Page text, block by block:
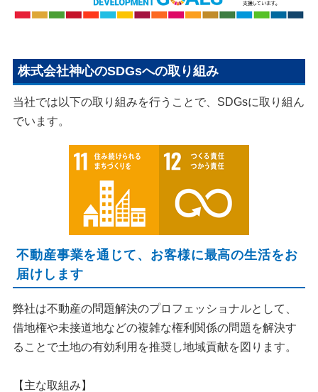
株式会社神心のSDGsへの取り組み
当社では以下の取り組みを行うことで、SDGsに取り組ん
でいます。
不動産事業を通じて、お客様に最高の生活をお
届けします
弊社は不動産の問題解決のプロフェッショナルとして、
借地権や未接道地などの複雑な権利関係の問題を解決す
ることで土地の有効利用を推奨し地域貢献を図ります。
【主な取組み】